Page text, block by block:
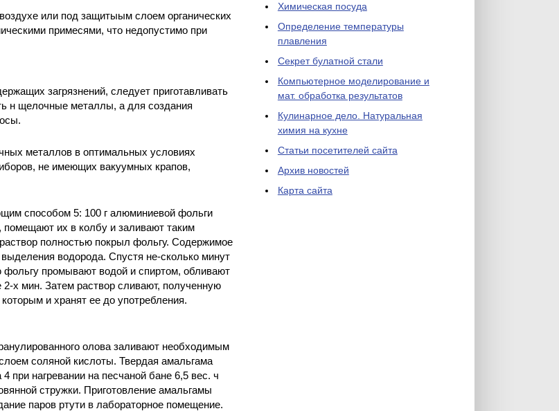
или под защитыым слоем органических
примесями, что недопустимо при
загрязнений, следует приготавливать
н щелочные металлы, а для создания
металлов в оптимальных условиях
не имеющих вакуумных крапов,
способом 5: 100 г алюминиевой фольги
их в колбу и заливают таким
полностью покрыл фольгу. Содержимое
водорода. Спустя не-сколько минут
фольгу промывают водой и спиртом, обливают
х мин. Затем раствор сливают, полученную
и хранят ее до употребления.
олова заливают необходимым
соляной кислоты. Твердая амальгама
нагревании на песчаной бане 6,5 вес. ч
стружки. Приготовление амальгамы
паров ртути в лабораторное помещение.
Химическая посуда
Определение температуры
плавления
Секрет булатной стали
Компьютерное моделирование и
мат. обработка результатов
Кулинарное дело. Натуральная
химия на кухне
Статьи посетителей сайта
Архив новостей
Карта сайта